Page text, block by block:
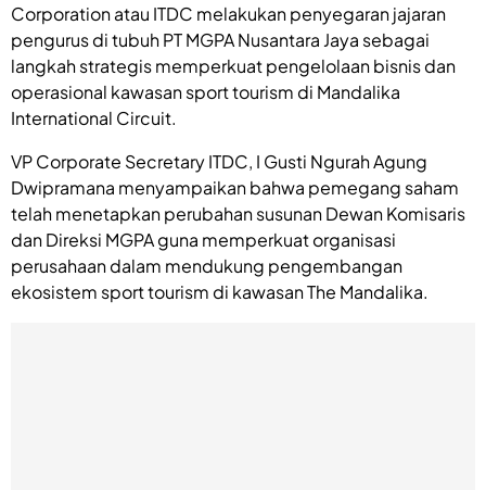
Corporation atau ITDC melakukan penyegaran jajaran
pengurus di tubuh PT MGPA Nusantara Jaya sebagai
langkah strategis memperkuat pengelolaan bisnis dan
operasional kawasan sport tourism di Mandalika
International Circuit.
VP Corporate Secretary ITDC, I Gusti Ngurah Agung
Dwipramana menyampaikan bahwa pemegang saham
telah menetapkan perubahan susunan Dewan Komisaris
dan Direksi MGPA guna memperkuat organisasi
perusahaan dalam mendukung pengembangan
ekosistem sport tourism di kawasan The Mandalika.